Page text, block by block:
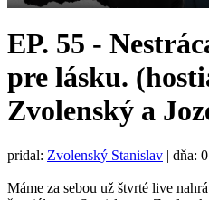
Play
EP. 55 -
pre lásku.
Zvolenský a
pridal: Zvolenský Stanislav | dňa:
Máme za sebou už štvrté live